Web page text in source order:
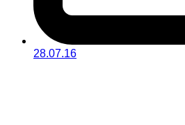
28.07.16